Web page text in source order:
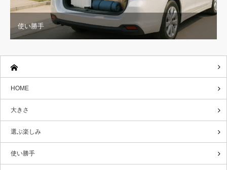
使い勝手
HOME
大きさ
選ぶ楽しみ
使い勝手